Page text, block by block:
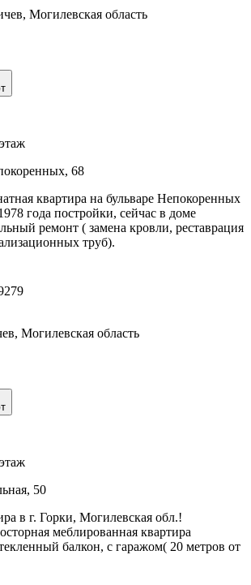
Могилевская область
68
квартира на бульваре Непокоренных
года постройки, сейчас в доме
ремонт ( замена кровли, реставрация
труб).
Могилевская область
50
в г. Горки, Могилевская обл.!
меблированная квартира
балкон, с гаражом( 20 метров от